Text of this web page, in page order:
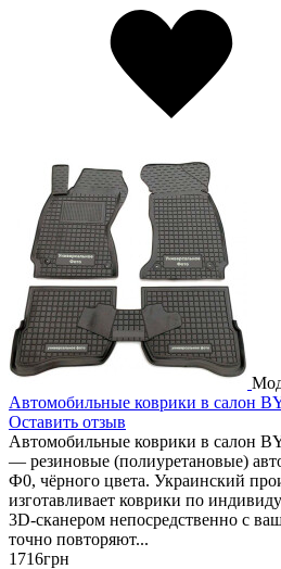
Автомобильные коврики в салон
Оставить отзыв
Автомобильные коврики в салон
— резиновые (полиуретановые)
Ф0, чёрного цвета. Украинский
изготавливает коврики по
3D-сканером непосредственно с
точно повторяют...
1716грн